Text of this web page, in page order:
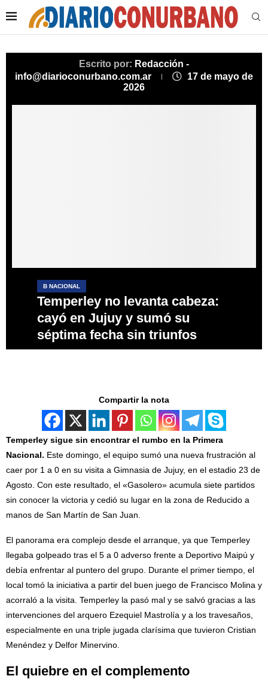
Escrito por: Redacción -
info@diarioconurbano.com.ar
17 de mayo de
2026
B NACIONAL
Temperley no levanta cabeza:
cayó en Jujuy y sumó su
séptima fecha sin triunfos
Compartir la nota
Temperley sigue sin encontrar el rumbo en la Primera
Nacional. Este domingo, el equipo sumó una nueva frustración al
caer por 1 a 0 en su visita a Gimnasia de Jujuy, en el estadio 23 de
Agosto. Con este resultado, el «Gasolero» acumula siete partidos
sin conocer la victoria y cedió su lugar en la zona de Reducido a
manos de San Martín de San Juan.
El panorama era complejo desde el arranque, ya que Temperley
llegaba golpeado tras el 5 a 0 adverso frente a Deportivo Maipú y
debía enfrentar al puntero del grupo. Durante el primer tiempo, el
local tomó la iniciativa a partir del buen juego de Francisco Molina y
acorraló a la visita. Temperley la pasó mal y se salvó gracias a las
intervenciones del arquero Ezequiel Mastrolía y a los travesaños,
especialmente en una triple jugada clarísima que tuvieron Cristian
Menéndez y Delfor Minervino.
El quiebre en el complemento